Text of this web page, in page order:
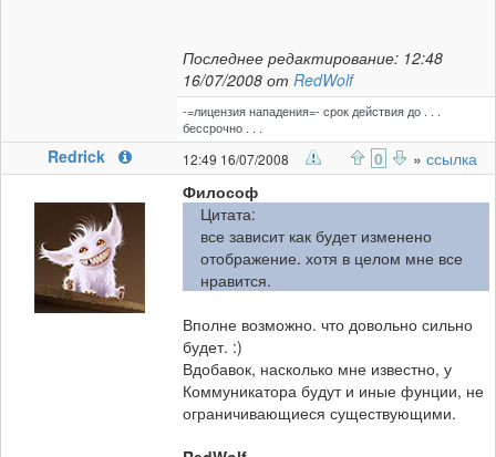
Последнее редактирование: 12:48
16/07/2008 от RedWolf
-=лицензия нападения=- срок действия до . . .
бессрочно . . .
Redrick 12:49 16/07/2008 0 » ссылка
Философ
Цитата:
все зависит как будет изменено
отображение. хотя в целом мне все
нравится.
Вполне возможно. что довольно сильно
будет. :)
Вдобавок, насколько мне известно, у
Коммуникатора будут и иные фунции, не
ограничивающиеся существующими.